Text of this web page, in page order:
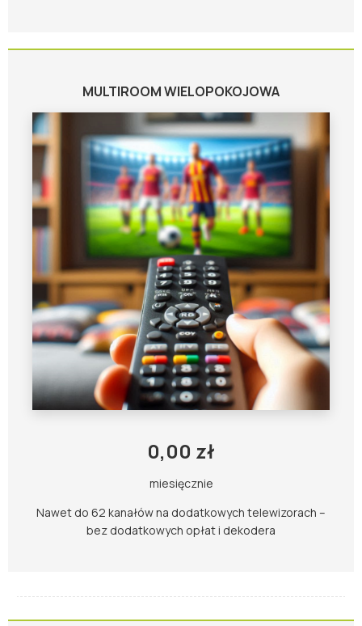
MULTIROOM WIELOPOKOJOWA
0,00 zł
miesięcznie
Nawet do 62 kanałów na dodatkowych telewizorach –
bez dodatkowych opłat i dekodera